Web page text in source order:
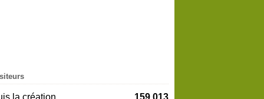
la création 159 013